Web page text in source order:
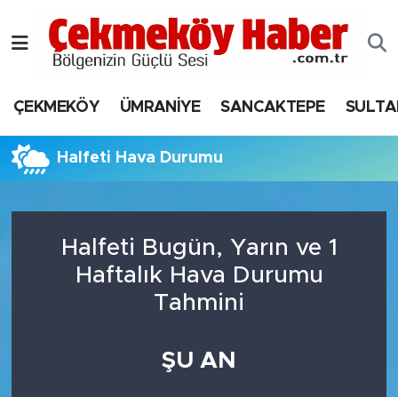
ÇEKMEKÖY ÜMRANİYE SANCAKTEPE
Halfeti Hava Durumu
Halfeti Bugün, Yarın ve 1
Haftalık Hava Durumu
Tahmini
ŞU AN
Nöbetçi Eczaneler
Hava Durumu
Namaz Vakitleri
Süper Lig Puan Durumu ve Fikstür
Tüm Manşetler